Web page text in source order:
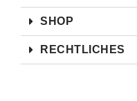
SHOP
RECHTLICHES